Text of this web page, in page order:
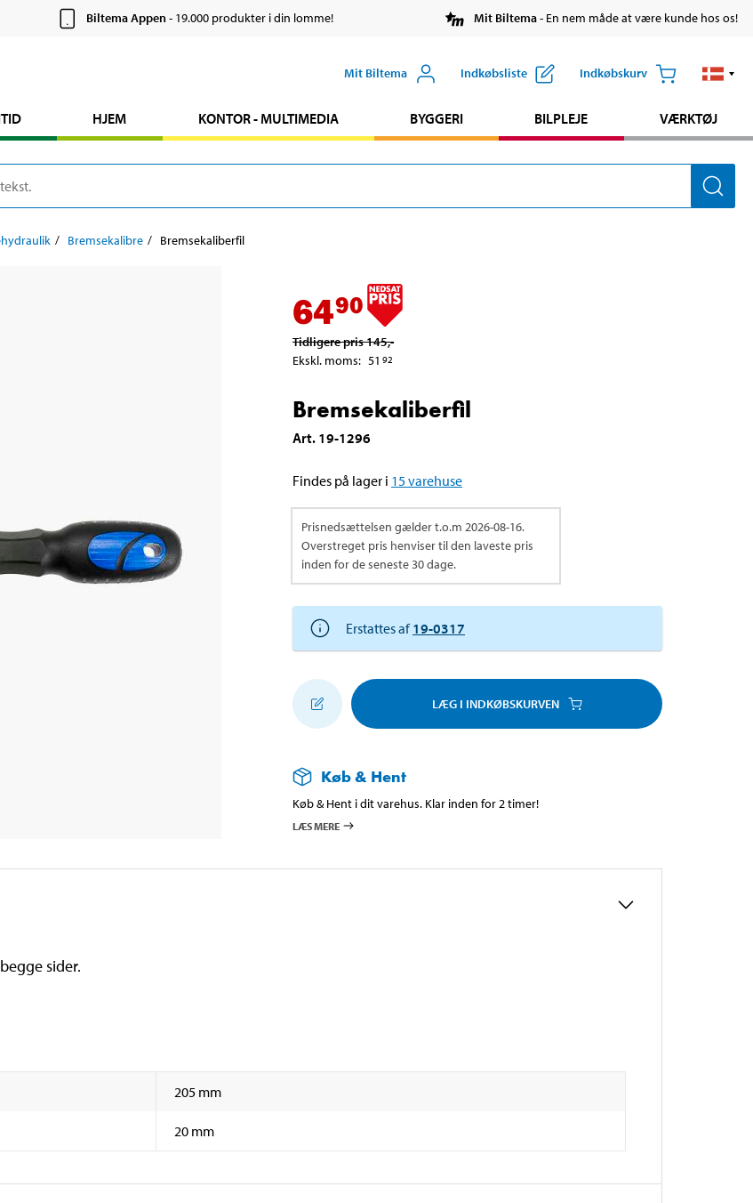
Biltema Appen- 19.000 produkter i din lomme! Mit Biltema- En nem måde at være kunde hos os!
Mit Biltema Indkøbsliste Indkøbskurv
HJEM KONTOR - MULTIMEDIA BYGGERI BILPLEJE VÆRKTØJ
Bremsekalibre Bremsekaliberfil
6490
Tidligere pris145,-
Ekskl. moms: 51 92
Bremsekaliberfil
Art. 19-1296
Findes på lager i 15varehuse
Prisnedsættelsen gælder t.o.m 2026-08-16.
Overstreget pris henviser til den laveste pris
inden for de seneste 30 dage.
Erstattes af 19-0317
LÆG I INDKØBSKURVEN
Køb & Hent
Køb & Hent i dit varehus. Klar inden for 2 timer!
LÆS MERE
sider.
205 mm
20 mm